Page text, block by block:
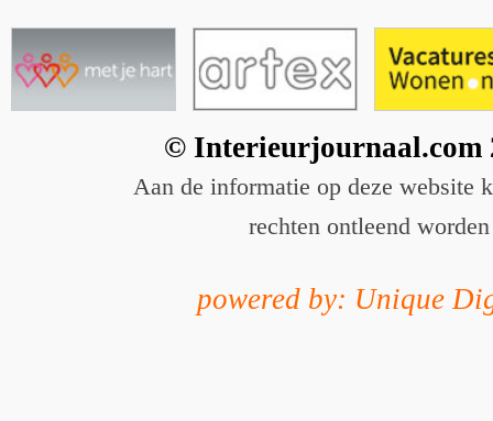
© Interieurjournaal.com
Aan de informatie op deze website
rechten ontleend worden
powered by: Unique